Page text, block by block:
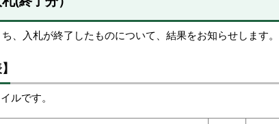
、入札が終了したものについて、結果をお知らせします。
ルです。